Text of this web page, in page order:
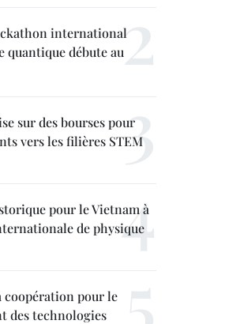
international
quantique débute au
sur des bourses pour
vers les filières STEM
pour le Vietnam à
de physique
pour le
des technologies